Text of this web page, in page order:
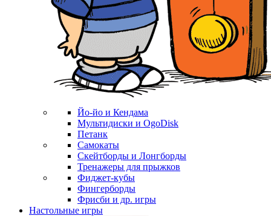
Йо-йо и Кендама
Мультидиски и OgoDisk
Петанк
Самокаты
Скейтборды и Лонгборды
Тренажеры для прыжков
Фиджет-кубы
Фингерборды
Фрисби и др. игры
Настольные игры